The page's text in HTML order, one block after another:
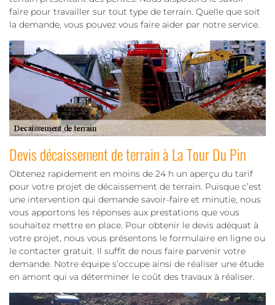
faire pour travailler sur tout type de terrain. Quelle que soit
la demande, vous pouvez vous faire aider par notre service.
Devis décaissement de terrain à La Tour Du Pin
Obtenez rapidement en moins de 24 h un aperçu du tarif
pour votre projet de décaissement de terrain. Puisque c’est
une intervention qui demande savoir-faire et minutie, nous
vous apportons les réponses aux prestations que vous
souhaitez mettre en place. Pour obtenir le devis adéquat à
votre projet, nous vous présentons le formulaire en ligne ou
le contacter gratuit. Il suffit de nous faire parvenir votre
demande. Notre équipe s’occupe ainsi de réaliser une étude
en amont qui va déterminer le coût des travaux à réaliser.